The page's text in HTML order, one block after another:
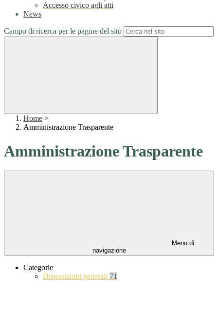
Accesso civico agli atti
News
Campo di ricerca per le pagine del sito
Home >
Amministrazione Trasparente
Amministrazione Trasparente
Menu di
navigazione
Categorie
Disposizioni generali 71